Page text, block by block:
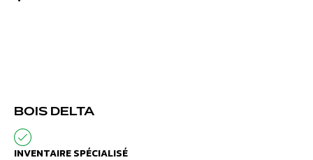
BOIS DELTA
INVENTAIRE SPÉCIALISÉ